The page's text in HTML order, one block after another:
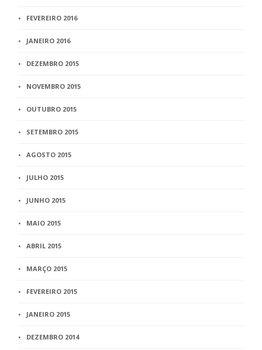
FEVEREIRO 2016
JANEIRO 2016
DEZEMBRO 2015
NOVEMBRO 2015
OUTUBRO 2015
SETEMBRO 2015
AGOSTO 2015
JULHO 2015
JUNHO 2015
MAIO 2015
ABRIL 2015
MARÇO 2015
FEVEREIRO 2015
JANEIRO 2015
DEZEMBRO 2014